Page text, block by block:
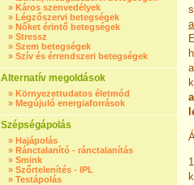
» Káros szenvedélyek
» Légzőszervi betegségek
» Nőket érintő betegségek
» Stressz
» Szem betegségek
» Szív és érrendszeri betegségek
Alternatív megoldások
» Környezettudatos életmód
» Megújuló energiaforrások
Szépségápolás
» Hajápolás
» Ránctalanító - ránctalanítás
» Smink
» Szőrtelenítés - IPL
» Testápolás